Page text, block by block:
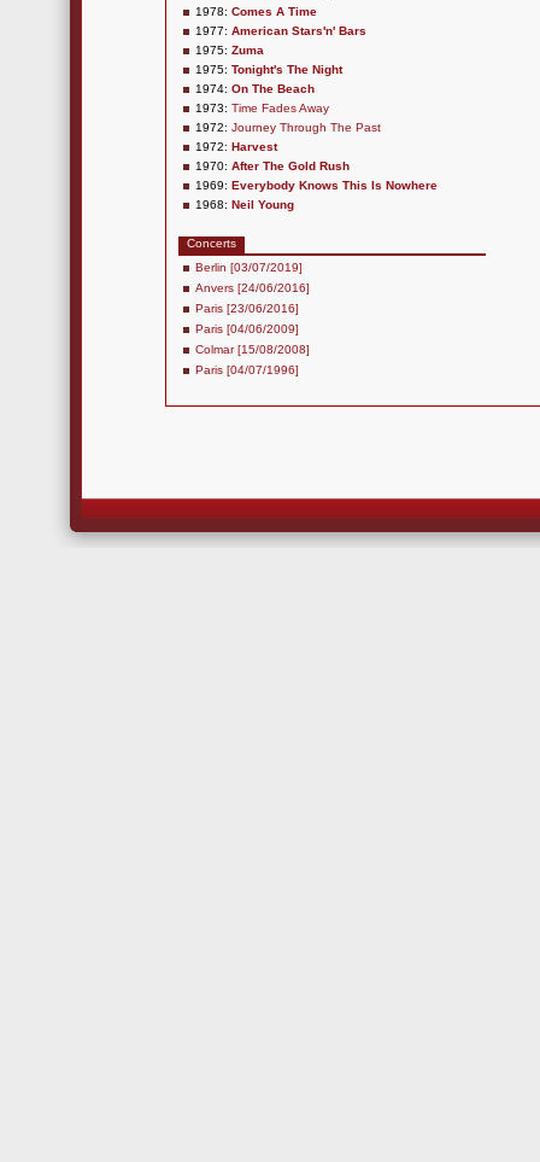
1978: Comes A Time
1977: American Stars'n' Bars
1975: Zuma
1975: Tonight's The Night
1974: On The Beach
1973: Time Fades Away
1972: Journey Through The Past
1972: Harvest
1970: After The Gold Rush
1969: Everybody Knows This Is Nowhere
1968: Neil Young
Concerts
Berlin [03/07/2019]
Anvers [24/06/2016]
Paris [23/06/2016]
Paris [04/06/2009]
Colmar [15/08/2008]
Paris [04/07/1996]